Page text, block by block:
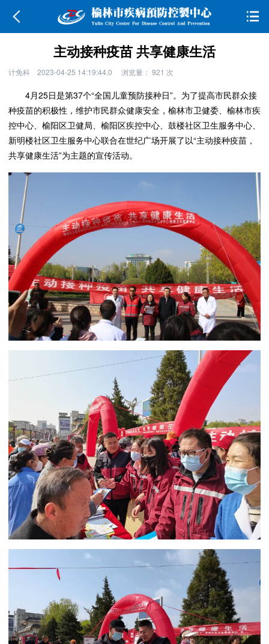
主动接种疫苗 共享健康生活
计免科 2023-04-25 14:19:44.0 浏览量： 921 次
4月25日是第37个“全国儿童预防接种日”。为了提高市民群众接
种疫苗的积极性，维护市民群众健康安全，榆林市卫健委、榆林市疾
控中心、榆阳区卫健局、榆阳区疾控中心、鼓楼社区卫生服务中心、
新明楼社区卫生服务中心联合在世纪广场开展了以“主动接种疫苗，
共享健康生活”为主题的宣传活动。